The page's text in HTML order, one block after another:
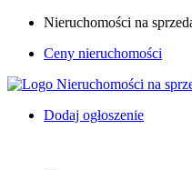
Nieruchomości na
Ceny nieruchomości
Dodaj ogłoszenie